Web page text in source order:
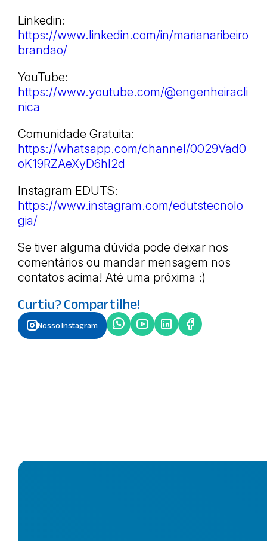
Linkedin:
https://www.linkedin.com/in/marianaribeiro
brandao/
YouTube:
https://www.youtube.com/@engenheiracli
nica
Comunidade Gratuita:
https://whatsapp.com/channel/0029Vad0
oK19RZAeXyD6hI2d
Instagram EDUTS:
https://www.instagram.com/edutstecnolo
gia/
Se tiver alguma dúvida pode deixar nos
comentários ou mandar mensagem nos
contatos acima! Até uma próxima :)
Curtiu? Compartilhe!
Nosso Instagram